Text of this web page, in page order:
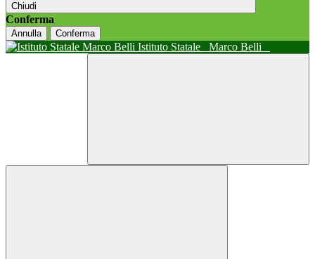
Chiudi
Conferma
Annulla Conferma
Istituto Statale Marco Belli